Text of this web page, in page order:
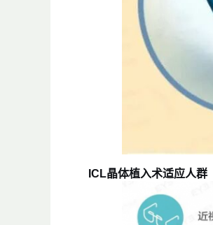
ICL晶体植入术适应人群